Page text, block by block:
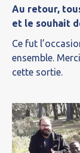
Au retour,
et le souhait
Ce fut
ensemble.
cette sortie.